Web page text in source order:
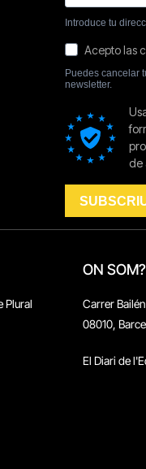
Plural
ON SOM?
Carrer
08010,
El Diari de